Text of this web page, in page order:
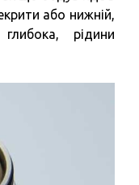
або нижній,
рідини